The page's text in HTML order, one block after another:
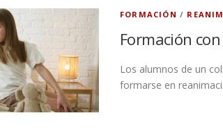
FORMACIÓN /
Formación
Los alumnos de un
formarse en